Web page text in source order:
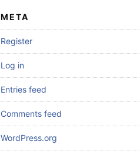
META
Register
Log in
Entries feed
Comments feed
WordPress.org